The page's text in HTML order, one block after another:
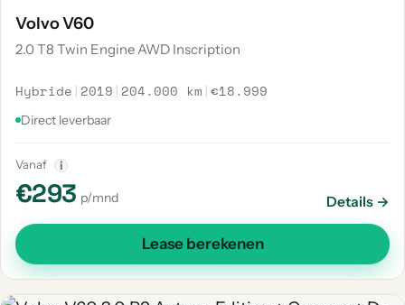
Volvo V60
2.0 T8 Twin Engine AWD Inscription
Hybride | 2019 | 204.000 km |€18.999
Direct leverbaar
Vanaf i
€293 p/mnd Details →
Lease berekenen